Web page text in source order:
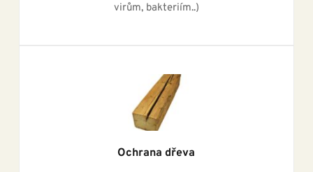
virům, bakteriím..)
Ochrana dřeva